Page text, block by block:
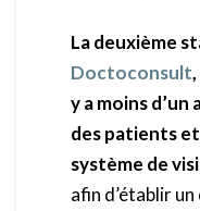
La deuxième
Doctoconsult
y a moins
des patients
système de
afin d’établir